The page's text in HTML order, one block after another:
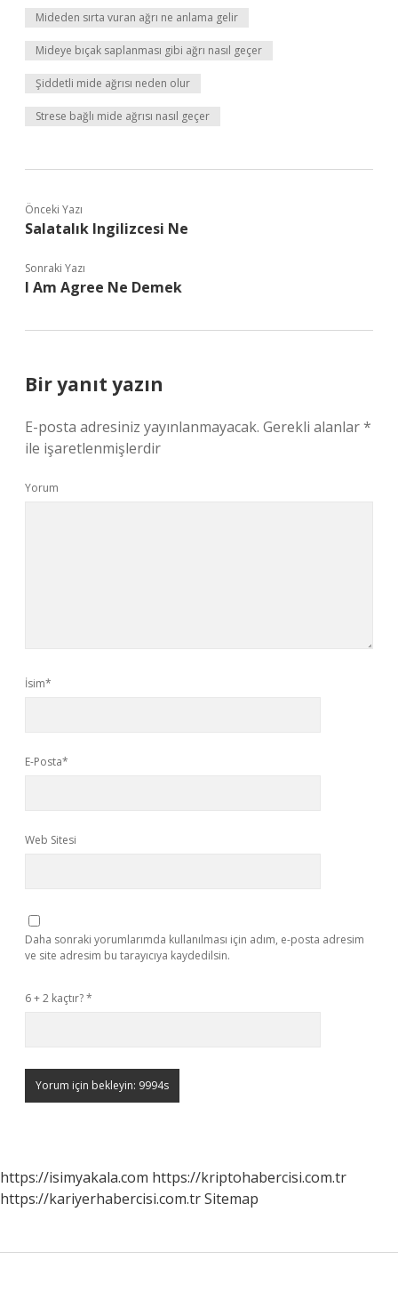
Mideden sırta vuran ağrı ne anlama gelir
Mideye bıçak saplanması gibi ağrı nasıl geçer
Şiddetli mide ağrısı neden olur
Strese bağlı mide ağrısı nasıl geçer
Önceki Yazı
Salatalık Ingilizcesi Ne
Sonraki Yazı
I Am Agree Ne Demek
Bir yanıt yazın
E-posta adresiniz yayınlanmayacak. Gerekli alanlar*
ile işaretlenmişlerdir
Yorum
İsim*
E-Posta*
Web Sitesi
Daha sonraki yorumlarımda kullanılması için adım, e-posta adresim
ve site adresim bu tarayıcıya kaydedilsin.
6 + 2 kaçtır?*
https://isimyakala.com https://kriptohabercisi.com.tr
https://kariyerhabercisi.com.trSitemap